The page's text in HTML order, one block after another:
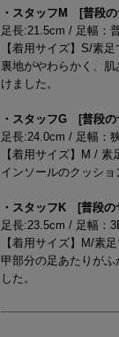
・スタッフM [普段
足長:21.5cm / 足幅：
【着用サイズ】S/素
裏地がやわらかく、
けました。
・スタッフG [普段の
足長:24.0cm / 足幅：
【着用サイズ】M / 素
インソールのクッショ
・スタッフK [普段の
足長:23.5cm / 足幅：
【着用サイズ】M/素
甲部分の足あたりが
した。